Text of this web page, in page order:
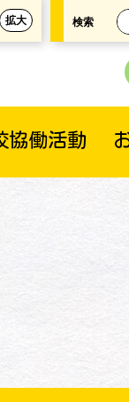
拡大 検索
協働活動